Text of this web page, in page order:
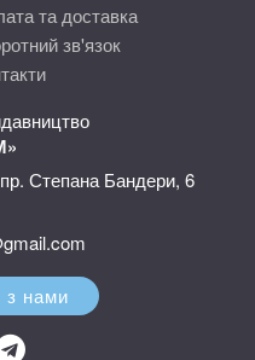
та доставка
зв'язок
Степана Бандери, 6
з нами